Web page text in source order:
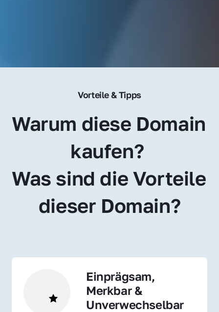
Vorteile & Tipps
Warum diese Domain
kaufen?
Was sind die Vorteile
dieser Domain?
Einprägsam,
Merkbar &
Unverwechselbar